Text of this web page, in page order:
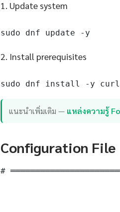
1. Update system
sudo dnf update -y
2. Install prerequisites
sudo dnf install -y
แนะนำเพิ่มเติม — แหล่งความรู้
Configuration File
#